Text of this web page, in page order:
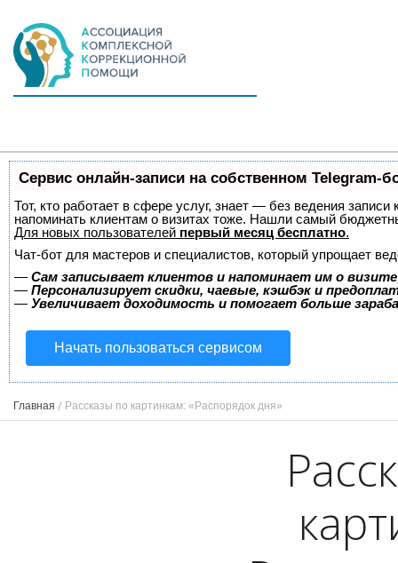
Сервис онлайн-записи на собственном Telegram-
Тот, кто работает в сфере услуг, знает — без ведения
напоминать клиентам о визитах тоже. Нашли самый
Для новых пользователей первый месяц бесплатно.
Чат-бот для мастеров и специалистов, который упрощает
— Сам записывает клиентов и напоминает им о
— Персонализирует скидки, чаевые, кэшбэк и
— Увеличивает доходимость и помогает больше
Начать пользоваться сервисом
Главная / Рассказы по картинкам: «Распорядок дня»